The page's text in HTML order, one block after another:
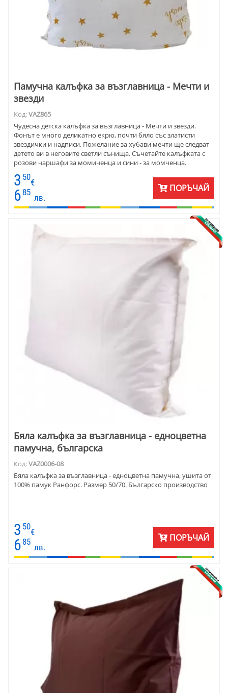
Памучна калъфка за възглавница - Мечти и
звезди
Код:VAZ865
Чудесна детска калъфка за възглавница - Мечти и звезди.
Фонът е много деликатно екрю, почти бяло със златисти
звездички и надписи. Пожелание за хубави мечти ще следват
детето ви в неговите светли сънища. Съчетайте калъфката с
розови чаршафи за момиченца и сини - за момченца.
3 50
€
6 85
лв.
ПОРЪЧАЙ
Бяла калъфка за възглавница - едноцветна
памучна, българска
Код:VAZ0006-08
Бяла калъфка за възглавница - едноцветна памучна, ушита от
100% памук Ранфорс. Размер 50/70. Българско производство
3 50
€
6 85
лв.
ПОРЪЧАЙ